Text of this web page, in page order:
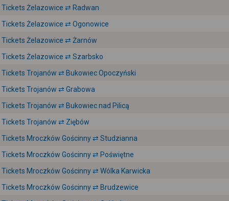
Tickets Żelazowice ⇄ Radwan
Tickets Żelazowice ⇄ Ogonowice
Tickets Żelazowice ⇄ Żarnów
Tickets Żelazowice ⇄ Szarbsko
Tickets Trojanów ⇄ Bukowiec Opoczyński
Tickets Trojanów ⇄ Grabowa
Tickets Trojanów ⇄ Bukowiec nad Pilicą
Tickets Trojanów ⇄ Ziębów
Tickets Mroczków Gościnny ⇄ Studzianna
Tickets Mroczków Gościnny ⇄ Poświętne
Tickets Mroczków Gościnny ⇄ Wólka Karwicka
Tickets Mroczków Gościnny ⇄ Brudzewice